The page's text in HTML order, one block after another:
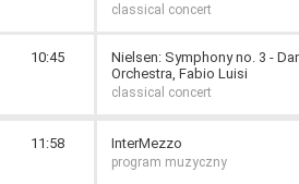
classical concert
10:45
Nielsen: Symphony no. 3 -
Orchestra, Fabio Luisi
classical concert
11:58 InterMezzo
program muzyczny